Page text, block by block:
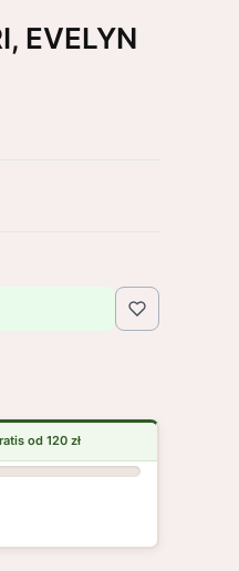
EVELYN